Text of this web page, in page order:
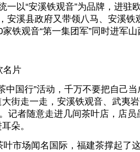
一以“安溪铁观音”为品牌，进驻
安溪县政府又带领八马、安溪铁
铁观音“第一集团军”同时进军
片
中国行”活动，千万不要把自己
大街走一走，安溪铁观音、武夷
记者随意走进几间茶叶店，店
朵。
市场闻名国际，福建茶撑起了